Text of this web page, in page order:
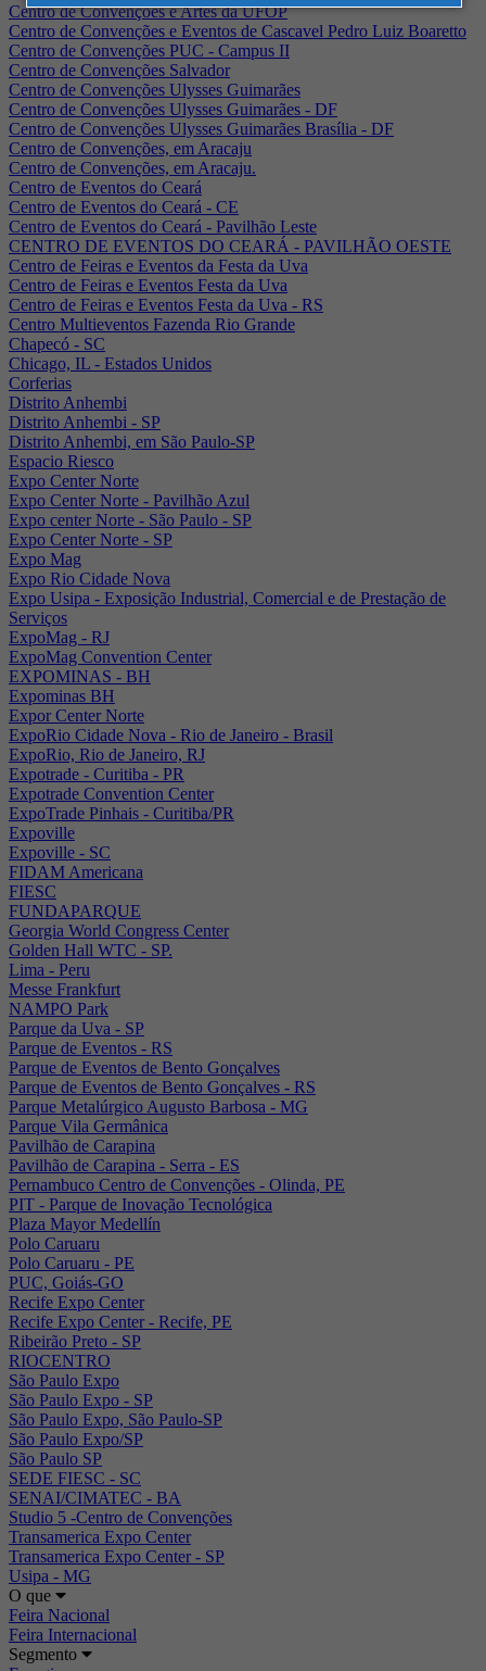
Centro de Convenções e Artes da UFOP
Centro de Convenções e Eventos de Cascavel Pedro Luiz Boaretto
Centro de Convenções PUC - Campus II
Centro de Convenções Salvador
Centro de Convenções Ulysses Guimarães
Centro de Convenções Ulysses Guimarães - DF
Centro de Convenções Ulysses Guimarães Brasília - DF
Centro de Convenções, em Aracaju
Centro de Convenções, em Aracaju.
Centro de Eventos do Ceará
Centro de Eventos do Ceará - CE
Centro de Eventos do Ceará - Pavilhão Leste
CENTRO DE EVENTOS DO CEARÁ - PAVILHÃO OESTE
Centro de Feiras e Eventos da Festa da Uva
Centro de Feiras e Eventos Festa da Uva
Centro de Feiras e Eventos Festa da Uva - RS
Centro Multieventos Fazenda Rio Grande
Chapecó - SC
Chicago, IL - Estados Unidos
Corferias
Distrito Anhembi
Distrito Anhembi - SP
Distrito Anhembi, em São Paulo-SP
Espacio Riesco
Expo Center Norte
Expo Center Norte - Pavilhão Azul
Expo center Norte - São Paulo - SP
Expo Center Norte - SP
Expo Mag
Expo Rio Cidade Nova
Expo Usipa - Exposição Industrial, Comercial e de Prestação de
Serviços
ExpoMag - RJ
ExpoMag Convention Center
EXPOMINAS - BH
Expominas BH
Expor Center Norte
ExpoRio Cidade Nova - Rio de Janeiro - Brasil
ExpoRio, Rio de Janeiro, RJ
Expotrade - Curitiba - PR
Expotrade Convention Center
ExpoTrade Pinhais - Curitiba/PR
Expoville
Expoville - SC
FIDAM Americana
FIESC
FUNDAPARQUE
Georgia World Congress Center
Golden Hall WTC - SP.
Lima - Peru
Messe Frankfurt
NAMPO Park
Parque da Uva - SP
Parque de Eventos - RS
Parque de Eventos de Bento Gonçalves
Parque de Eventos de Bento Gonçalves - RS
Parque Metalúrgico Augusto Barbosa - MG
Parque Vila Germânica
Pavilhão de Carapina
Pavilhão de Carapina - Serra - ES
Pernambuco Centro de Convenções - Olinda, PE
PIT - Parque de Inovação Tecnológica
Plaza Mayor Medellín
Polo Caruaru
Polo Caruaru - PE
PUC, Goiás-GO
Recife Expo Center
Recife Expo Center - Recife, PE
Ribeirão Preto - SP
RIOCENTRO
São Paulo Expo
São Paulo Expo - SP
São Paulo Expo, São Paulo-SP
São Paulo Expo/SP
São Paulo SP
SEDE FIESC - SC
SENAI/CIMATEC - BA
Studio 5 -Centro de Convenções
Transamerica Expo Center
Transamerica Expo Center - SP
Usipa - MG
O que
Feira Nacional
Feira Internacional
Segmento